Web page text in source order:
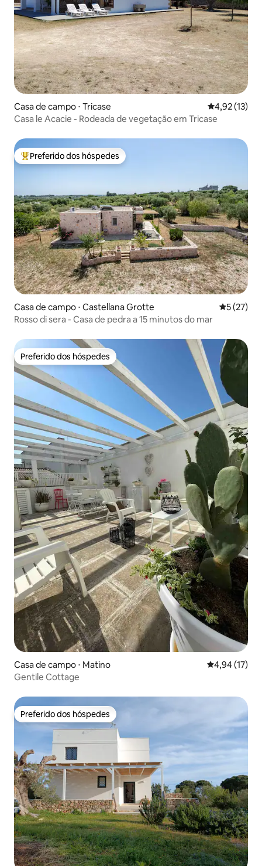
Casa de campo ⋅ Tricase 4,92 de uma
4,92 (13)
Casa le Acacie - Rodeada de vegetação em Tricase
Entre os melhores preferidos dos hóspedes
Preferido dos hóspedes
Casa de campo ⋅ Castellana Grotte 5 de uma
5 (27)
Rosso di sera - Casa de pedra a 15 minutos do mar
Preferido dos hóspedes
Preferido dos hóspedes
Casa de campo ⋅ Matino 4,94 de uma
4,94 (17)
Gentile Cottage
Preferido dos hóspedes
Preferido dos hóspedes